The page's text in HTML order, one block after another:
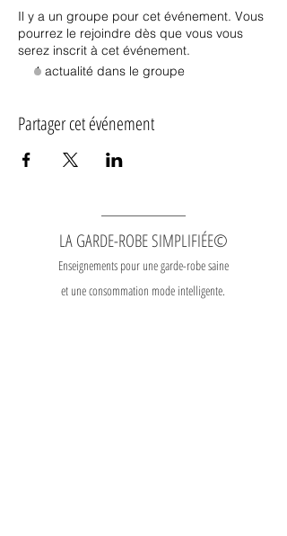
Il y a un groupe pour cet événement. Vous
pourrez le rejoindre dès que vous vous
serez inscrit à cet événement.
1 actualité dans le groupe
Partager cet événement
LA GARDE-ROBE SIMPLIFIÉE©
Enseignements pour une garde-robe saine
et une consommation mode intelligente.